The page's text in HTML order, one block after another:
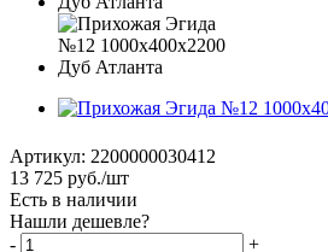
Артикул: 2200000030412
13 725 руб./шт
Есть в наличии
Нашли дешевле?
-
+